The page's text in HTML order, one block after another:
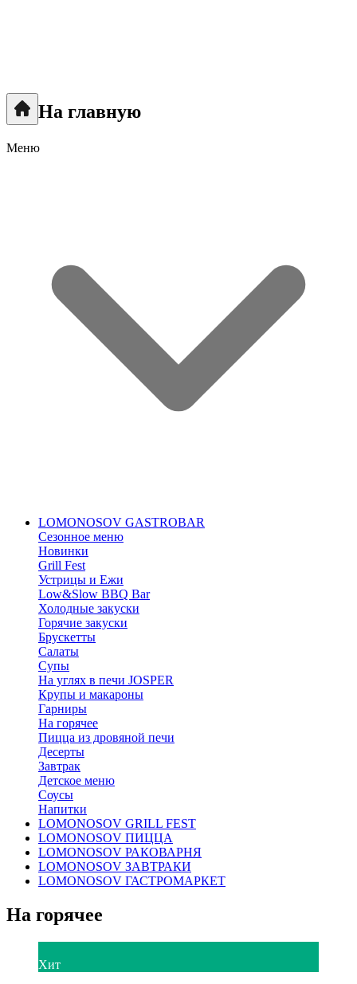
На главную
Меню
LOMONOSOV GASTROBAR
Сезонное меню
Новинки
Grill Fest
Устрицы и Ежи
Low&Slow BBQ Bar
Холодные закуски
Горячие закуски
Брускетты
Салаты
Супы
На углях в печи JOSPER
Крупы и макароны
Гарниры
На горячее
Пицца из дровяной печи
Десерты
Завтрак
Детское меню
Соусы
Напитки
LOMONOSOV GRILL FEST
LOMONOSOV ПИЦЦА
LOMONOSOV РАКОВАРНЯ
LOMONOSOV ЗАВТРАКИ
LOMONOSOV ГАСТРОМАРКЕТ
На горячее
Хит